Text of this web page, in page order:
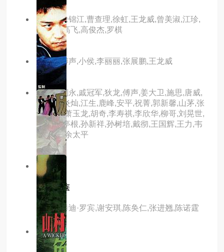
主演：徐锦江,曹查理,徐虹,王龙威,曾美淑,江珍,
何家驹,高飞,高俊杰,罗棋
主演：傅声,小侯,李丽丽,张展鹏,王龙威
主演：刘永,戚冠军,狄龙,傅声,姜大卫,施思,唐威,
郭追,唐炎灿,江生,鹿峰,安平,祝菁,郭新馨,山茅,张
照,傅雷,萧玉龙,胡奇,李寿祺,李欣华,柳哥,刘晃世,
罗莽,史亭根,孙新祥,孙树培,戴彻,王国辉,王力,韦
白,杨雄,余太平
8.0分
4拍4家族
主演：泰迪·罗宾,谢安琪,陈奂仁,张进翘,陈诺霆
8.0分 hd